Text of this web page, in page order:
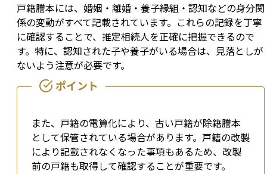
戸籍謄本には、婚姻・離婚・養子縁組・認知などの身分関
係の変動がすべて記載されています。これらの記録を丁寧
に確認することで、推定相続人を正確に把握できるので
す。特に、認知された子や養子がいる場合は、見落としが
ないよう注意が必要です。
また、戸籍の電算化により、古い戸籍が除籍謄本
として保管されている場合があります。戸籍の改製
により記載されなくなった事項もあるため、改製
前の戸籍も取得して確認することが重要です。